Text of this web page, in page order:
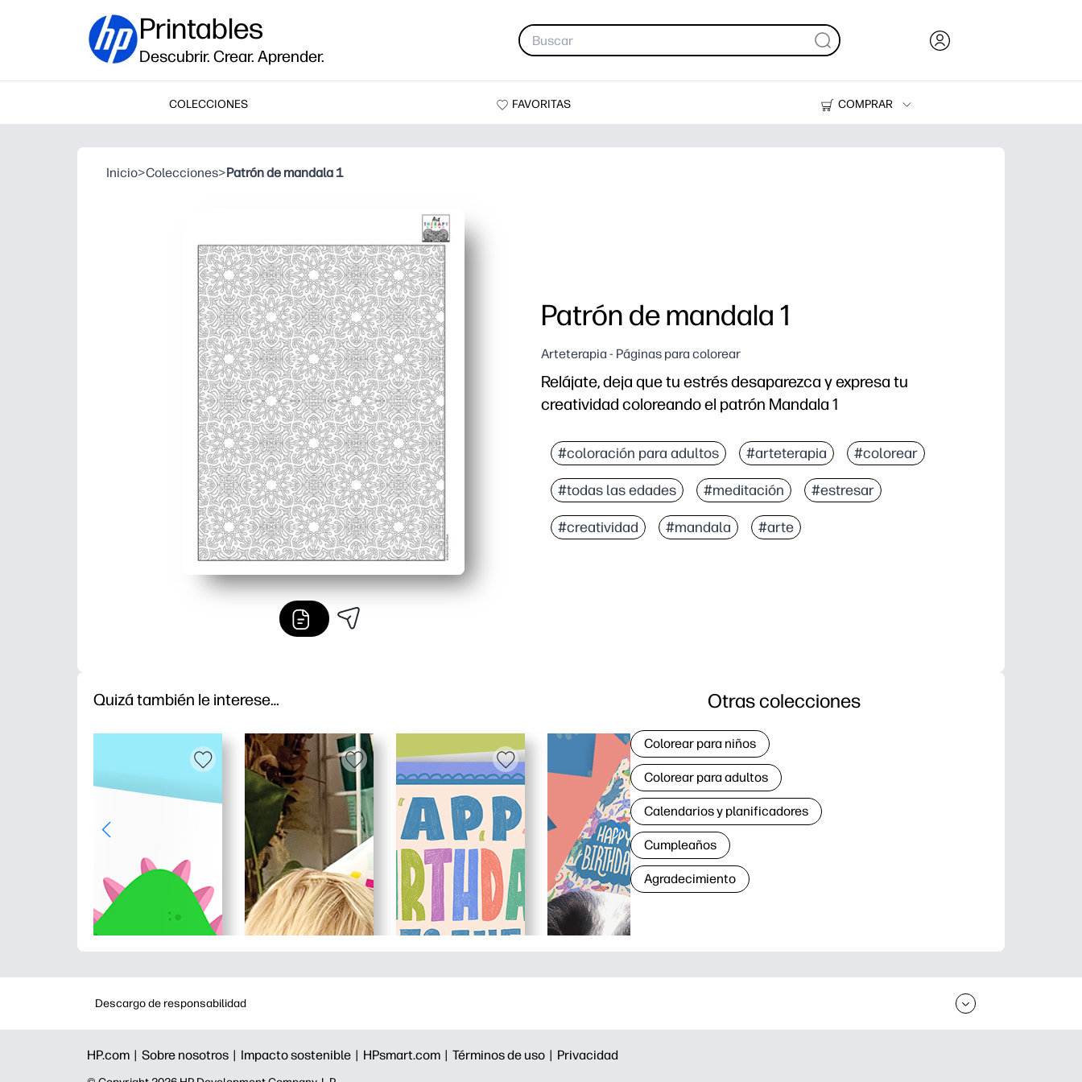
Printables
Descubrir. Crear. Aprender.
COLECCIONES FAVORITAS
COMPRAR
Impresoras
Inicio>Colecciones>Patrón de mandala 1
Patrón de mandala 1
Arteterapia - Páginas para colorear
Relájate, deja que tu estrés desaparezca y expresa tu
creatividad coloreando el patrón Mandala 1
#coloración para adultos #arteterapia #colorear
#todas las edades #meditación #estresar
#creatividad #mandala #arte
Quizá también le interese… Otras colecciones
Colorear para niños
Colorear para adultos
Calendarios y planificadores
Cumpleaños
Agradecimiento
Descargo de responsabilidad
HP.com | Sobre nosotros | Impacto sostenible | HPsmart.com | Términos de uso | Privacidad